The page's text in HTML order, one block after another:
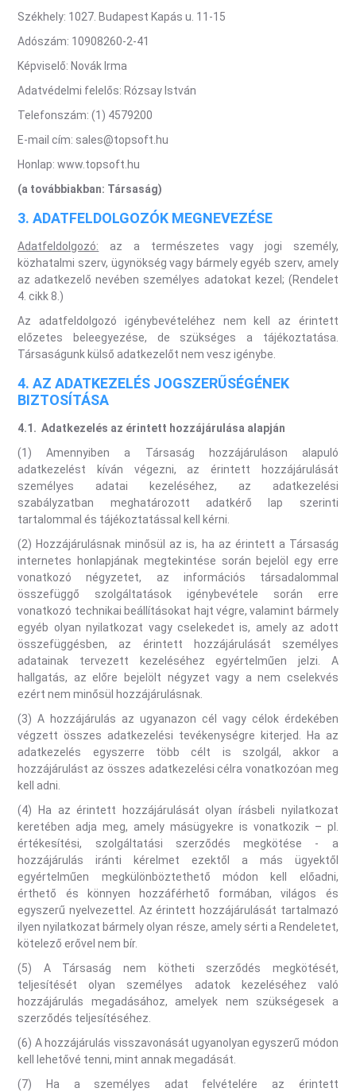
Székhely: 1027. Budapest Kapás u. 11-15
Adószám: 10908260-2-41
Képviselő: Novák Irma
Adatvédelmi felelős: Rózsay István
Telefonszám: (1) 4579200
E-mail cím: sales@topsoft.hu
Honlap: www.topsoft.hu
(a továbbiakban: Társaság)
3. ADATFELDOLGOZÓK MEGNEVEZÉSE
Adatfeldolgozó: az a természetes vagy jogi személy,
közhatalmi szerv, ügynökség vagy bármely egyéb szerv, amely
az adatkezelő nevében személyes adatokat kezel; (Rendelet
4. cikk 8.)
Az adatfeldolgozó igénybevételéhez nem kell az érintett
előzetes beleegyezése, de szükséges a tájékoztatása.
Társaságunk külső adatkezelőt nem vesz igénybe.
4. AZ ADATKEZELÉS JOGSZERŰSÉGÉNEK
BIZTOSÍTÁSA
4.1.Adatkezelés az érintett hozzájárulása alapján
(1) Amennyiben a Társaság hozzájáruláson alapuló
adatkezelést kíván végezni, az érintett hozzájárulását
személyes adatai kezeléséhez, az adatkezelési
szabályzatban meghatározott adatkérő lap szerinti
tartalommal és tájékoztatással kell kérni.
(2) Hozzájárulásnak minősül az is, ha az érintett a Társaság
internetes honlapjának megtekintése során bejelöl egy erre
vonatkozó négyzetet, az információs társadalommal
összefüggő szolgáltatások igénybevétele során erre
vonatkozó technikai beállításokat hajt végre, valamint bármely
egyéb olyan nyilatkozat vagy cselekedet is, amely az adott
összefüggésben, az érintett hozzájárulását személyes
adatainak tervezett kezeléséhez egyértelműen jelzi. A
hallgatás, az előre bejelölt négyzet vagy a nem cselekvés
ezért nem minősül hozzájárulásnak.
(3) A hozzájárulás az ugyanazon cél vagy célok érdekében
végzett összes adatkezelési tevékenységre kiterjed. Ha az
adatkezelés egyszerre több célt is szolgál, akkor a
hozzájárulást az összes adatkezelési célra vonatkozóan meg
kell adni.
(4) Ha az érintett hozzájárulását olyan írásbeli nyilatkozat
keretében adja meg, amely másügyekre is vonatkozik – pl.
értékesítési, szolgáltatási szerződés megkötése - a
hozzájárulás iránti kérelmet ezektől a más ügyektől
egyértelműen megkülönböztethető módon kell előadni,
érthető és könnyen hozzáférhető formában, világos és
egyszerű nyelvezettel. Az érintett hozzájárulását tartalmazó
ilyen nyilatkozat bármely olyan része, amely sérti a Rendeletet,
kötelező erővel nem bír.
(5) A Társaság nem kötheti szerződés megkötését,
teljesítését olyan személyes adatok kezeléséhez való
hozzájárulás megadásához, amelyek nem szükségesek a
szerződés teljesítéséhez.
(6) A hozzájárulás visszavonását ugyanolyan egyszerű módon
kell lehetővé tenni, mint annak megadását.
(7) Ha a személyes adat felvételére az érintett